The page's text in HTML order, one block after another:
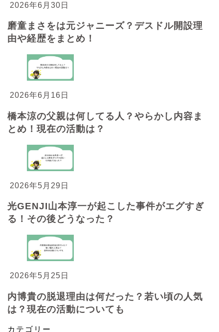
2026年6月30日
磨童まさをは元ジャニーズ？デスドル開設理
由や経歴をまとめ！
2026年6月16日
橋本涼の父親は何してる人？やらかし内容ま
とめ！現在の活動は？
2026年5月29日
光GENJI山本淳一が起こした事件がエグすぎ
る！その後どうなった？
2026年5月25日
内博貴の脱退理由は何だった？若い頃の人気
は？現在の活動についても
カテゴリー